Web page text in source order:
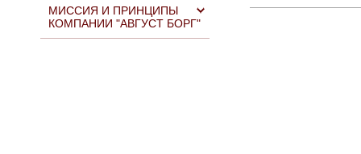
МИССИЯ И ПРИНЦИПЫ
КОМПАНИИ "АВГУСТ БОРГ"